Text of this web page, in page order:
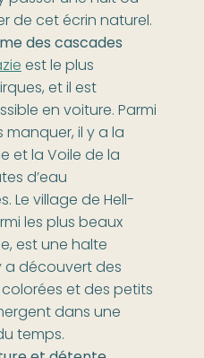
de cet écrin naturel.
des cascades
est le plus
et il est
en voiture. Parmi
manquer, il y a la
et la Voile de la
d’eau
Le village de Hell-
les plus beaux
est une halte
a découvert des
et des petits
dans une
temps.